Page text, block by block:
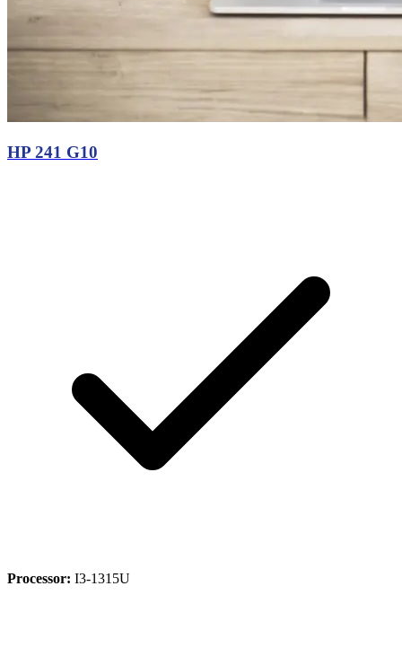
HP 241 G10
Processor: I3-1315U